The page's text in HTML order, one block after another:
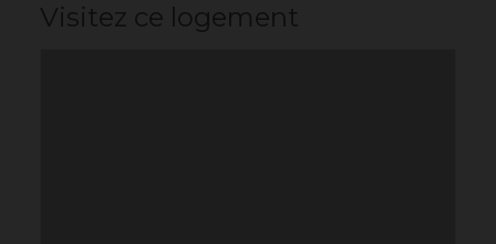
Visitez ce logement